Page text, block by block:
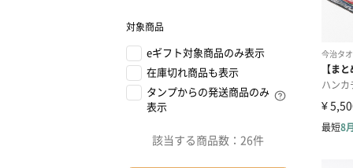
対象商品
eギフト対象商品のみ表示
在庫切れ商品も表示
タンプからの発送商品のみ
表示
該当する商品数： 26件